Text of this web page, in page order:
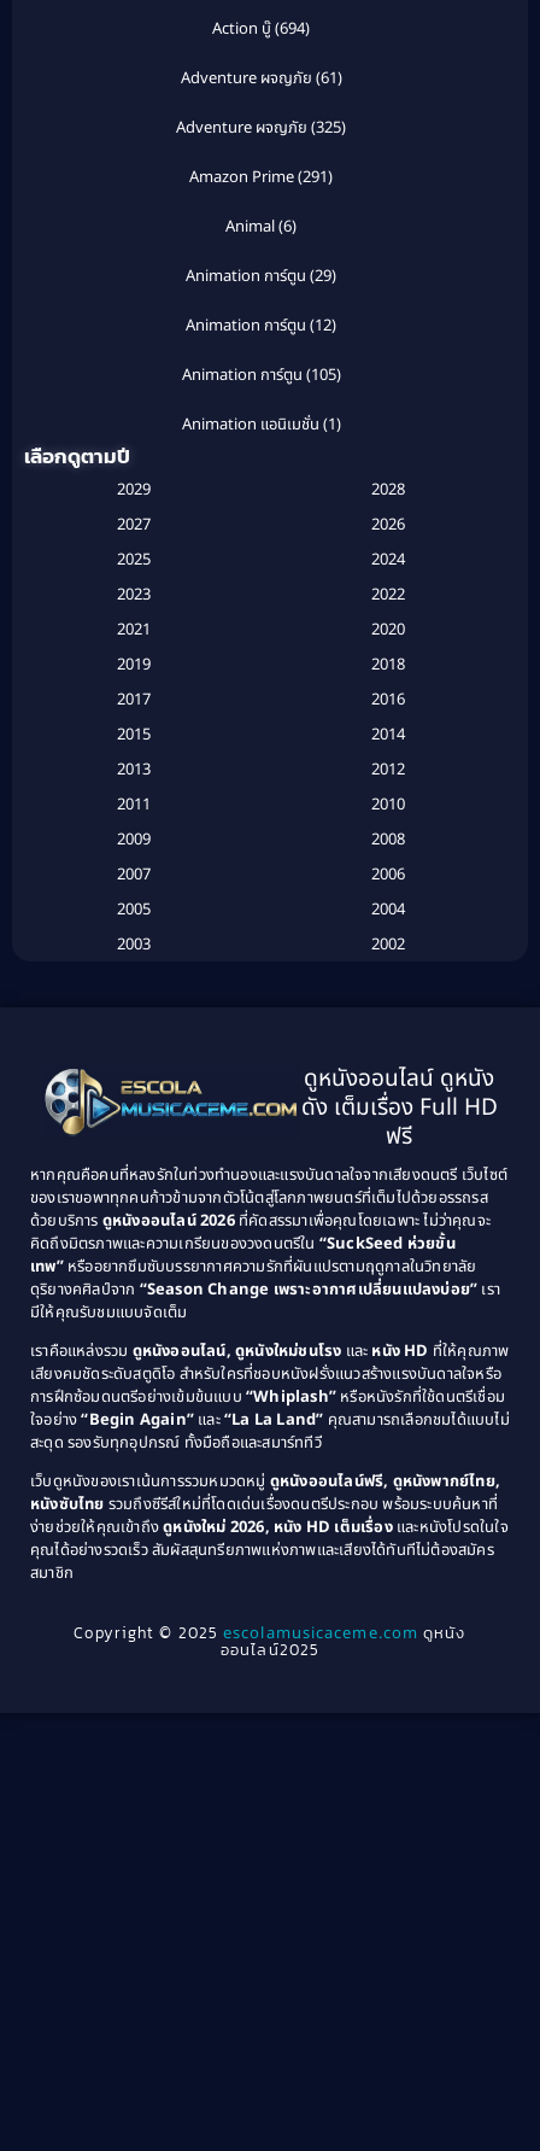
Action บู๊(694)
Adventure ผจญภัย (61)
Adventure ผจญภัย (325)
Amazon Prime(291)
Animal(6)
Animation การ์ตูน (29)
Animation การ์ตูน (12)
Animation การ์ตูน (105)
Animation แอนิเมชั่น (1)
Based on a True Story สร้างจากเรื่องจริง(2)
Based on a True Story เรื่องจริง (20)
Based on a True Story เรื่องจริง (16)
(134)
Classic หนังคลาสสิก(21)
Classic หนังคลาสสิก(25)
Comedy ตลก(46)
Comedy ตลก(515)
Coming of Age ก้าวพ้นวัย(1)
Coming-of-Age(3)
Community(1)
Crime อาชญากรรม(78)
Cult Film(4)
เลือกดูตามปี
2029
2028
2027
2026
2025
2024
2023
2022
2021
2020
2019
2018
2017
2016
2015
2014
2013
2012
2011
2010
2009
2008
2007
2006
2005
2004
2003
2002
1995
1994
1993
1992
1989
1988
1987
1986
1985
1984
1983
1982
1979
1978
1976
1975
1974
1971
1970
1969
1968
1964
1963
1940
ดูหนังออนไลน์ ดูหนัง
ดัง เต็มเรื่อง Full HD
ฟรี
หากคุณคือคนที่หลงรักในท่วงทำนองและแรงบันดาลใจจากเสียงดนตรี เว็บไซต์
ของเราขอพาทุกคนก้าวข้ามจากตัวโน้ตสู่โลกภาพยนตร์ที่เต็มไปด้วยอรรถรส
ด้วยบริการ ดูหนังออนไลน์ 2026ที่คัดสรรมาเพื่อคุณโดยเฉพาะ ไม่ว่าคุณจะ
คิดถึงมิตรภาพและความเกรียนของวงดนตรีใน “SuckSeed ห่วยขั้น
เทพ”หรืออยากซึมซับบรรยากาศความรักที่ผันแปรตามฤดูกาลในวิทยาลัย
ดุริยางคศิลป์จาก “Season Change เพราะอากาศเปลี่ยนแปลงบ่อย” เรา
มีให้คุณรับชมแบบจัดเต็ม
เราคือแหล่งรวม ดูหนังออนไลน์, ดูหนังใหม่ชนโรง และ หนัง HD ที่ให้คุณภาพ
เสียงคมชัดระดับสตูดิโอ สำหรับใครที่ชอบหนังฝรั่งแนวสร้างแรงบันดาลใจหรือ
การฝึกซ้อมดนตรีอย่างเข้มข้นแบบ “Whiplash” หรือหนังรักที่ใช้ดนตรีเชื่อม
ใจอย่าง“Begin Again” และ“La La Land” คุณสามารถเลือกชมได้แบบไม่
สะดุด รองรับทุกอุปกรณ์ ทั้งมือถือและสมาร์ททีวี
เว็บดูหนังของเราเน้นการรวมหมวดหมู่ ดูหนังออนไลน์ฟรี, ดูหนังพากย์ไทย,
หนังซับไทย รวมถึงซีรีส์ใหม่ที่โดดเด่นเรื่องดนตรีประกอบ พร้อมระบบค้นหาที่
ง่ายช่วยให้คุณเข้าถึงดูหนังใหม่ 2026, หนัง HD เต็มเรื่องและหนังโปรดในใจ
คุณได้อย่างรวดเร็ว สัมผัสสุนทรียภาพแห่งภาพและเสียงได้ทันทีไม่ต้องสมัคร
สมาชิก
Copyright © 2025escolamusicaceme.com ดูหนัง
ออนไลน์2025